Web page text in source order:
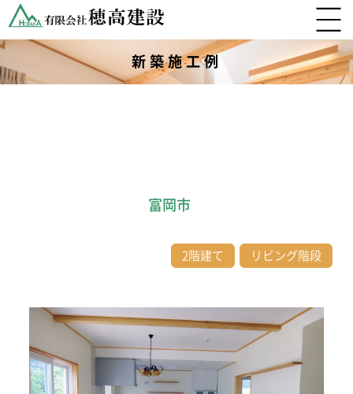
新築施工例
富岡市
2階建て リビング階段